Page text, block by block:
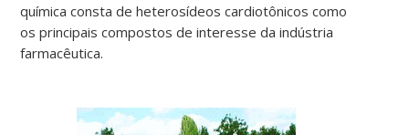
química consta de heterosídeos cardiotônicos como
os principais compostos de interesse da indústria
farmacêutica.